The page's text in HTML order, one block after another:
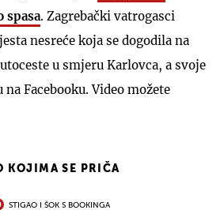
spasa. Zagrebački vatrogasci
nesreće koja se dogodila na
u smjeru Karlovca, a svoje
Facebooku. Video možete
KOJIMA SE PRIČA
STIGAO I ŠOK S BOOKINGA